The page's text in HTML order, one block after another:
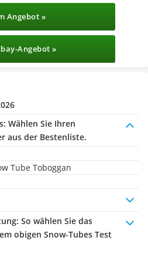
Angebot »
Angebot »
Wählen Sie Ihren
aus der Bestenliste.
Tube Toboggan
: So wählen Sie das
obigen Snow-Tubes Test